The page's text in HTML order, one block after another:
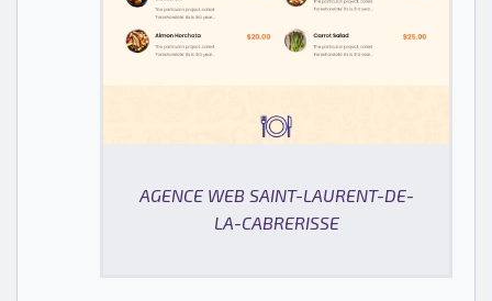
AGENCE WEB SAINT-LAURENT-DE-
LA-CABRERISSE